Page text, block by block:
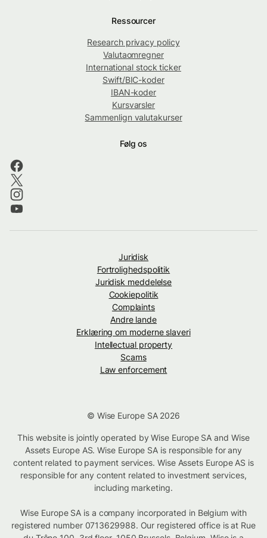
Ressourcer
Research privacy policy
Valutaomregner
International stock ticker
Swift/BIC-koder
IBAN-koder
Kursvarsler
Sammenlign valutakurser
Følg os
Juridisk
Fortrolighedspolitik
Juridisk meddelelse
Cookiepolitik
Complaints
Andre lande
Erklæring om moderne slaveri
Intellectual property
Scams
Law enforcement
© Wise Europe SA 2026
This website is jointly operated by Wise Europe SA and Wise
Assets Europe AS. Wise Europe SA is responsible for any
content related to payment services. Wise Assets Europe AS is
responsible for any content related to investment services,
including marketing.
Wise Europe SA is a company incorporated in Belgium with
registered number 0713629988. Our registered office is at Rue